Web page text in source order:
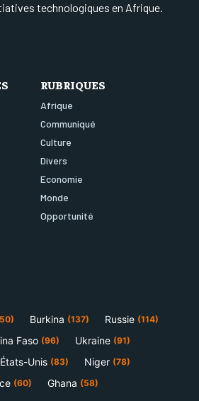
technologiques en Afrique.
RUBRIQUES
Afrique
Communiqué
Culture
Divers
Economie
Monde
Opportunité
Burkina (137) Russie (114)
Faso (96) Ukraine (91)
États-Unis (83) Niger (78)
(60) Ghana (58)